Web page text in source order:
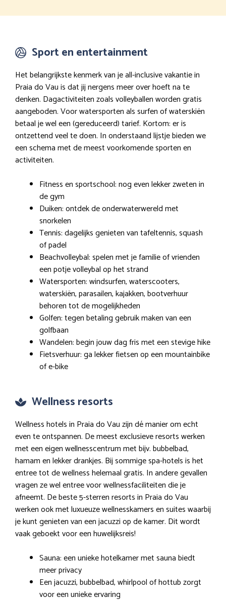
Sport en entertainment
Het belangrijkste kenmerk van je all-inclusive vakantie in
Praia do Vau is dat jij nergens meer over hoeft na te
denken. Dagactiviteiten zoals volleyballen worden gratis
aangeboden. Voor watersporten als surfen of waterskiën
betaal je wel een (gereduceerd) tarief. Kortom: er is
ontzettend veel te doen. In onderstaand lijstje bieden we
een schema met de meest voorkomende sporten en
activiteiten.
Fitness en sportschool: nog even lekker zweten in
de gym
Duiken: ontdek de onderwaterwereld met
snorkelen
Tennis: dagelijks genieten van tafeltennis, squash
of padel
Beachvolleybal: spelen met je familie of vrienden
een potje volleybal op het strand
Watersporten: windsurfen, waterscooters,
waterskiën, parasailen, kajakken, bootverhuur
behoren tot de mogelijkheden
Golfen: tegen betaling gebruik maken van een
golfbaan
Wandelen: begin jouw dag fris met een stevige hike
Fietsverhuur: ga lekker fietsen op een mountainbike
of e-bike
Wellness resorts
Wellness hotels in Praia do Vau zijn dé manier om echt
even te ontspannen. De meest exclusieve resorts werken
met een eigen wellnesscentrum met bijv. bubbelbad,
hamam en lekker drankjes. Bij sommige spa-hotels is het
entree tot de wellness helemaal gratis. In andere gevallen
vragen ze wel entree voor wellnessfaciliteiten die je
afneemt. De beste 5-sterren resorts in Praia do Vau
werken ook met luxueuze wellnesskamers en suites waarbij
je kunt genieten van een jacuzzi op de kamer. Dit wordt
vaak geboekt voor een huwelijksreis!
Sauna: een unieke hotelkamer met sauna biedt
meer privacy
Een jacuzzi, bubbelbad, whirlpool of hottub zorgt
voor een unieke ervaring